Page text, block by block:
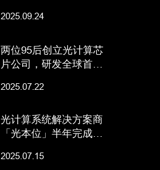
2025.09.24
两位95后创立光计算芯
片公司，研发全球首颗
2025.07.22
光计算系统解决方案商
「光本位」半年完成两
持丨早起看早期
2025.07.15